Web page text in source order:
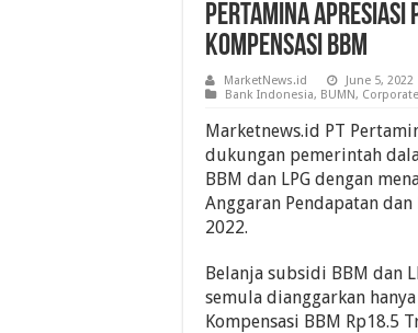
Pertamina Apresiasi
Kompensasi BBM
MarketNews.id
June 5, 2022
Bank Indonesia, BUMN,
Marketnews.id PT
dukungan pemerintah
BBM dan LPG dengan
Anggaran Pendapatan
2022.
Belanja subsidi BBM dan
semula dianggarkan
Kompensasi BBM Rp18.5